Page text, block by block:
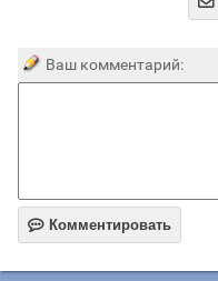
Ваш комментарий:
 Комментировать